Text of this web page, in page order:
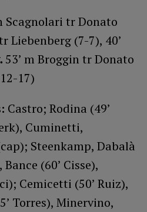
Scagnolari tr Donato
Liebenberg (7-7), 40’
53’ m Broggin tr Donato
17)
Castro; Rodina (49’
Cuminetti,
Steenkamp, Dabalà
(60’ Cisse),
Cemicetti (50’ Ruiz),
Torres), Minervino,